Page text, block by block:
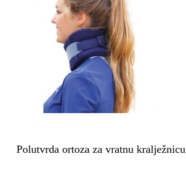
Polutvrda ortoza za vratnu